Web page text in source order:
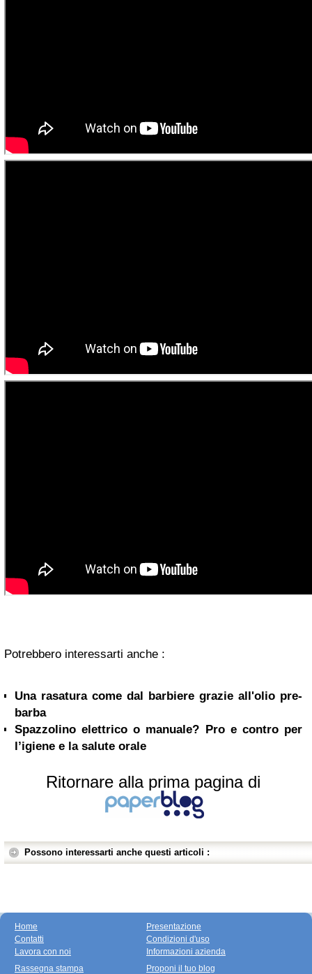
Potrebbero interessarti anche :
Una rasatura come dal barbiere grazie all'olio pre-
barba
Spazzolino elettrico o manuale? Pro e contro per
l’igiene e la salute orale
Ritornare alla prima pagina di
Possono interessarti anche questi articoli :
Home
Contatti
Lavora con noi
Presentazione
Condizioni d'uso
Informazioni azienda
Rassegna stampa
Proponi il tuo blog